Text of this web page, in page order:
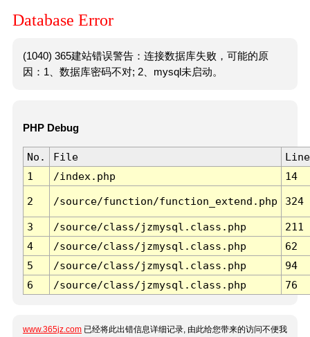
Database Error
(1040) 365建站错误警告：连接数据库失败，可能的原
因：1、数据库密码不对; 2、mysql未启动。
PHP Debug
No. File
Line
1
/index.php 14
2 /source/function/function_extend.php 324
3 /source/class/jzmysql.class.php
211
4
/source/class/jzmysql.class.php
62
5
/source/class/jzmysql.class.php
94
6
/source/class/jzmysql.class.php 76
www.365jz.com 已经将此出错信息详细记录, 由此给您带来的访问不便我